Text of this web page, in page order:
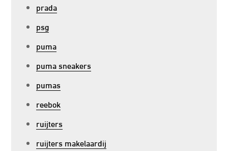
prada
psg
puma
puma sneakers
pumas
reebok
ruijters
ruijters makelaardij